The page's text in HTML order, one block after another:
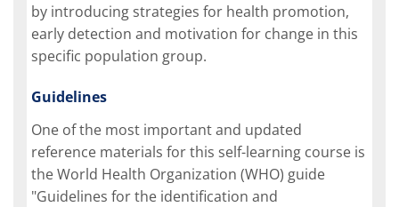
by introducing strategies for health promotion,
early detection and motivation for change in this
specific population group.
Guidelines
One of the most important and updated
reference materials for this self-learning course is
the World Health Organization (WHO) guide
"Guidelines for the identification and